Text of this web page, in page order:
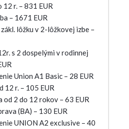
r. – 831 EUR
– 1671 EUR
lôžku v 2-lôžkovej izbe –
s 2 dospelými v rodinnej
Union A1 Basic – 28 EUR
12 r. – 105 EUR
od 2 do 12 rokov – 63 EUR
(BA) – 130 EUR
UNION A2 exclusive – 40